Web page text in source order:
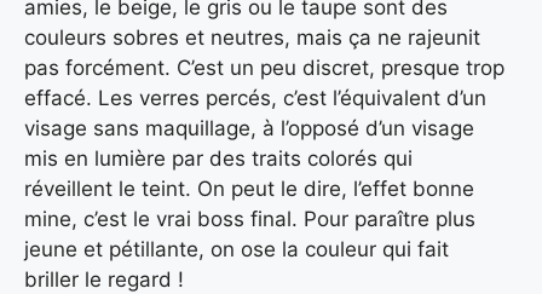
amies, le beige, le gris ou le taupe sont des
couleurs sobres et neutres, mais ça ne rajeunit
pas forcément. C’est un peu discret, presque trop
effacé. Les verres percés, c’est l’équivalent d’un
visage sans maquillage, à l’opposé d’un visage
mis en lumière par des traits colorés qui
réveillent le teint. On peut le dire, l’effet bonne
mine, c’est le vrai boss final. Pour paraître plus
jeune et pétillante, on ose la couleur qui fait
briller le regard !